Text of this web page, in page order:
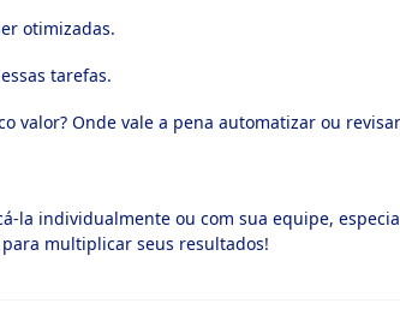
otimizadas.
tarefas.
valor? Onde vale a pena automatizar ou
la individualmente ou com sua equipe,
multiplicar seus resultados!